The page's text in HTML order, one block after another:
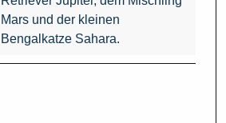
Mars und der kleinen
Bengalkatze Sahara.